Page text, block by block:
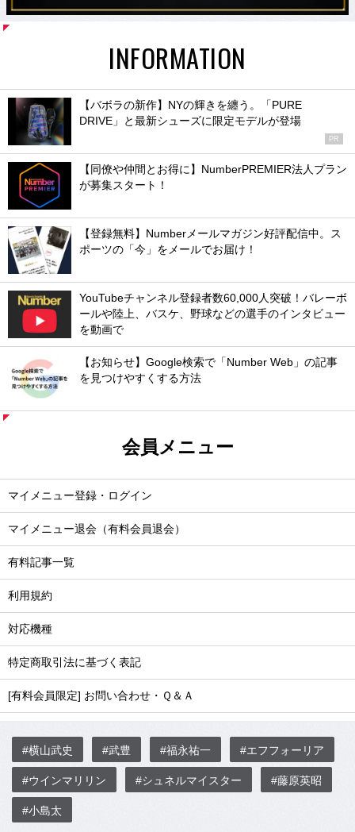
INFORMATION
【バボラの新作】NYの輝きを纏う。「PURE
DRIVE」と最新シューズに限定モデルが登場
PR
【同僚や仲間とお得に】NumberPREMIER法人プラン
が募集スタート！
【登録無料】Numberメールマガジン好評配信中。ス
ポーツの「今」をメールでお届け！
YouTubeチャンネル登録者数60,000人突破！バレーボ
ールや陸上、バスケ、野球などの選手のインタビュー
を動画で
【お知らせ】Google検索で「Number Web」の記事
を見つけやすくする方法
会員メニュー
マイメニュー登録・ログイン
マイメニュー退会（有料会員退会）
有料記事一覧
利用規約
対応機種
特定商取引法に基づく表記
[有料会員限定] お問い合わせ・Ｑ＆Ａ
#横山武史 #武豊 #福永祐一 #エフフォーリア
#ウインマリリン #シュネルマイスター #藤原英昭
#小島太